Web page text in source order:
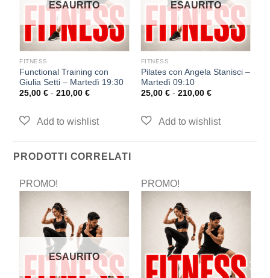
ESAURITO
FITNESS
Functional Training con
Giulia Setti – Martedì 19:30
25,00€ - 210,00€
ESAURITO
FITNESS
Pilates con Angela Stanisci –
Martedì 09:10
25,00 € - 210,00 €
PRODOTTI CORRELATI
PROMO!
ESAURITO
PROMO!